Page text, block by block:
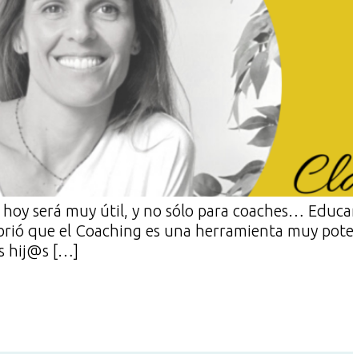
será muy útil, y no sólo para coaches…
que el Coaching es una herramienta muy
hij@s […]